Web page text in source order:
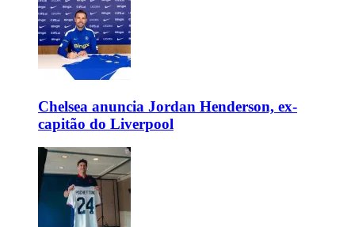
Chelsea anuncia Jordan Henderson, ex-
capitão do Liverpool